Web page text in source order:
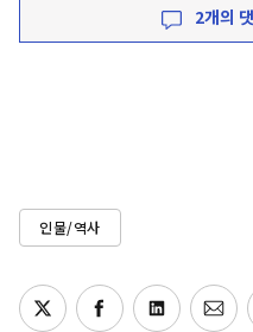
2개의
인물/역사